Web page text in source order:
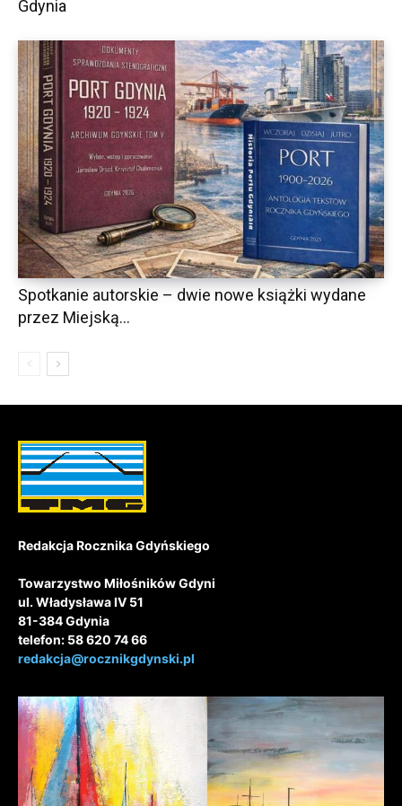
Gdynia
Spotkanie autorskie – dwie nowe książki wydane
przez Miejską...
Redakcja Rocznika Gdyńskiego
Towarzystwo Miłośników Gdyni
ul. Władysława IV 51
81-384 Gdynia
telefon: 58 620 74 66
redakcja@rocznikgdynski.pl